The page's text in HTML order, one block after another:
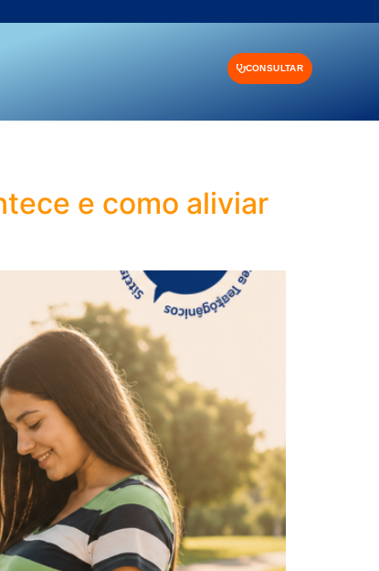
CONSULTAR
e como aliviar